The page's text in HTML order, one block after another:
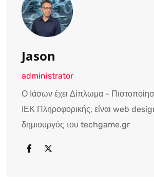
Jason
administrator
Ο Ιάσων έχει Δίπλωμα -
ΙΕΚ Πληροφορικής, είναι web
δημιουργός του techgame.gr